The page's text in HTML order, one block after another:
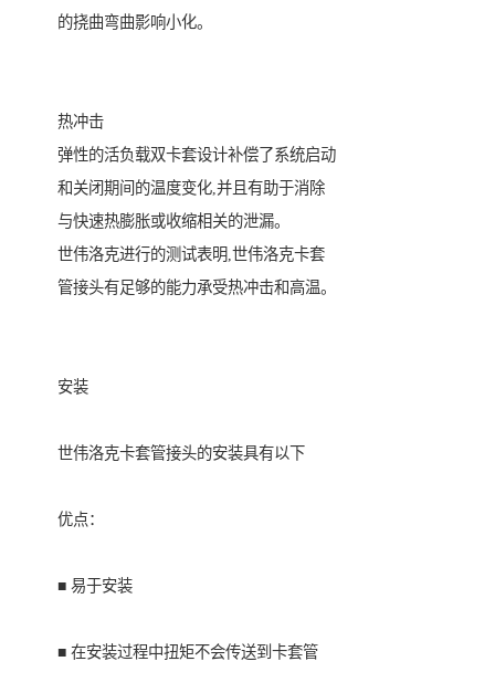
的挠曲弯曲影响小化。
热冲击
弹性的活负载双卡套设计补偿了系统启动
和关闭期间的温度变化,并且有助于消除
与快速热膨胀或收缩相关的泄漏。
世伟洛克进行的测试表明,世伟洛克卡套
管接头有足够的能力承受热冲击和高温。
安装
世伟洛克卡套管接头的安装具有以下
优点：
■ 易于安装
■ 在安装过程中扭矩不会传送到卡套管